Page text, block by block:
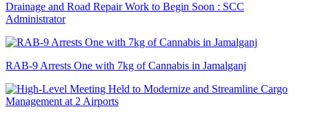
Drainage and Road Repair Work to Begin Soon : SCC
Administrator
RAB-9 Arrests One with 7kg of Cannabis in Jamalganj